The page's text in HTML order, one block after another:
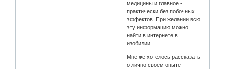
медицины и главное -
практически без побочных
эффектов. При желании всю
эту информацию можно
найти в интернете в
изобилии.
Мне же хотелось рассказать
о лично своем опыте